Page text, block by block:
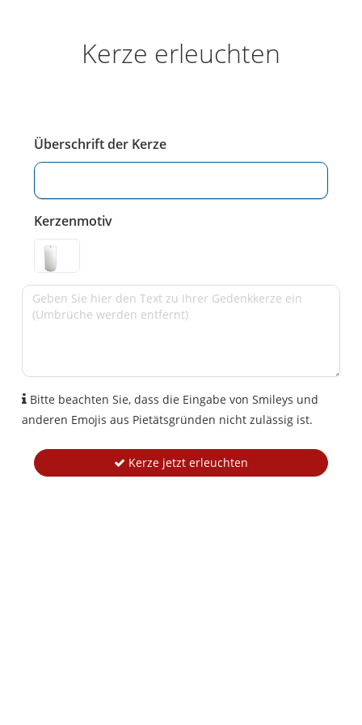
Kerze erleuchten
Überschrift der Kerze
Kerzenmotiv
Bitte beachten Sie, dass die Eingabe von Smileys und
anderen Emojis aus Pietätsgründen nicht zulässig ist.
Kerze jetzt erleuchten